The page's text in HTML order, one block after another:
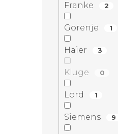
Franke 2
Gorenje 1
Haier 3
Kluge 0
Lord 1
Siemens 9